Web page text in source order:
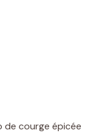
de courge épicée